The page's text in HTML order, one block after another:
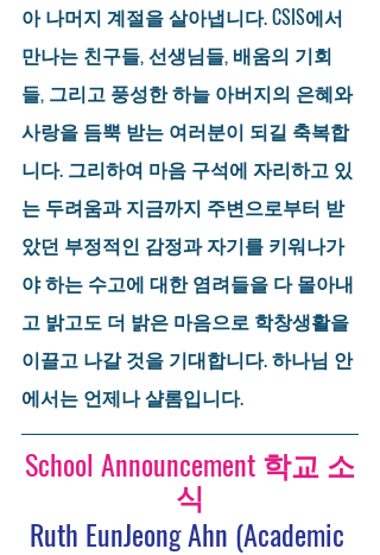
아 나머지 계절을 살아냅니다. CSIS에서
만나는 친구들, 선생님들, 배움의 기회
들, 그리고 풍성한 하늘 아버지의 은혜와
사랑을 듬뿍 받는 여러분이 되길 축복합
니다. 그리하여 마음 구석에 자리하고 있
는 두려움과 지금까지 주변으로부터 받
았던 부정적인 감정과 자기를 키워나가
야 하는 수고에 대한 염려들을 다 몰아내
고 밝고도 더 밝은 마음으로 학창생활을
이끌고 나갈 것을 기대합니다. 하나님 안
에서는 언제나 샬롬입니다.
School Announcement 학교 소
식
Ruth EunJeong Ahn (Academic